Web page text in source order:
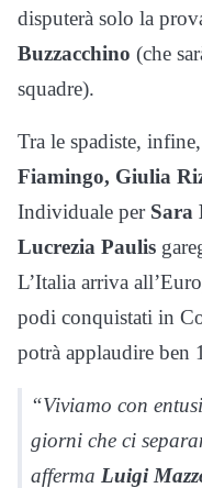
disputerà solo la
Buzzacchino (che
squadre).
Tra le spadiste,
Fiamingo, Giulia
Individuale per Sara
Lucrezia Paulis
L’Italia arriva
podi conquistati in
potrà applaudire ben
“Viviamo con
giorni che ci
afferma Luigi